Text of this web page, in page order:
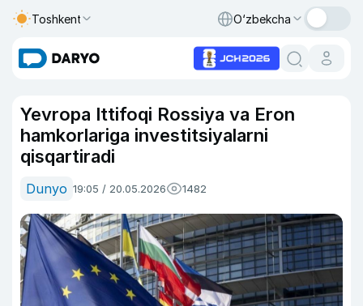
Toshkent O‘zbekcha
Yevropa Ittifoqi Rossiya va Eron
hamkorlariga investitsiyalarni
qisqartiradi
Dunyo 19:05 / 20.05.2026 1482